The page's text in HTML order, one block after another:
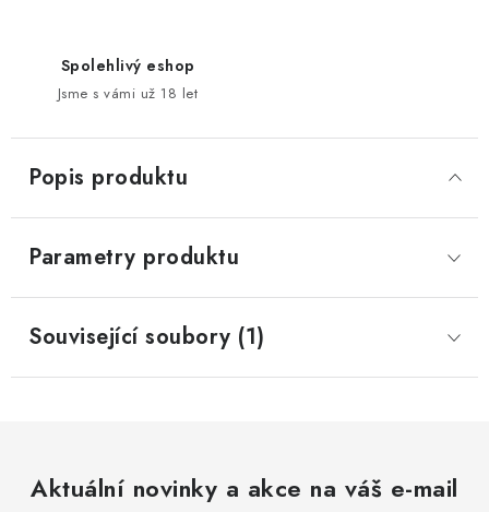
Spolehlivý eshop
Jsme s vámi už 18 let
Popis produktu
Parametry produktu
Související soubory (1)
Aktuální novinky a akce na váš e-mail